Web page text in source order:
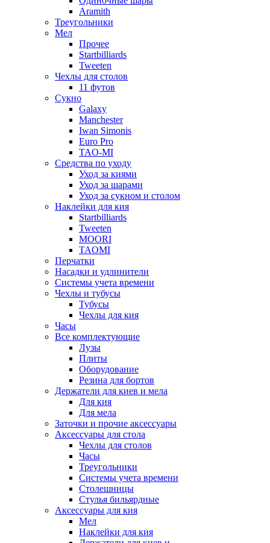
Aramith
Треугольники
Мел
Прочее
Startbilliards
Tweeten
Чехлы для столов
11 футов
Сукно
Galaxy
Manchester
Iwan Simonis
Euro Pro
TAO-MI
Средства по уходу
Уход за киями
Уход за шарами
Уход за сукном и столом
Наклейки для кия
Startbilliards
Tweeten
MOORI
TAOMI
Перчатки
Насадки и удлинители
Системы учета времени
Чехлы и тубусы
Тубусы
Чехлы для кия
Часы
Все комплектующие
Лузы
Плиты
Оборудование
Резина для бортов
Держатели для киев и мела
Для кия
Для мела
Заточки и прочие аксессуары
Аксессуары для стола
Чехлы для столов
Часы
Треугольники
Системы учета времени
Столешницы
Стулья бильярдные
Аксессуары для кия
Мел
Наклейки для кия